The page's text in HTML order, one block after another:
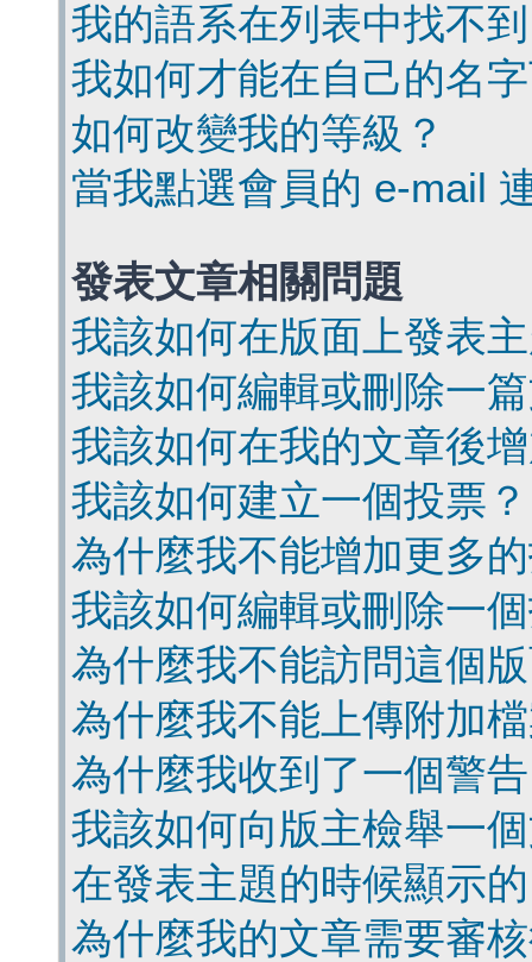
我的語系在列表中找不
我如何才能在自己的名
如何改變我的等級？
當我點選會員的 e-mail
發表文章相關問題
我該如何在版面上發表
我該如何編輯或刪除一
我該如何在我的文章後
我該如何建立一個投票？
為什麼我不能增加更多
我該如何編輯或刪除一
為什麼我不能訪問這個
為什麼我不能上傳附加
為什麼我收到了一個警
我該如何向版主檢舉一
在發表主題的時候顯示
為什麼我的文章需要審